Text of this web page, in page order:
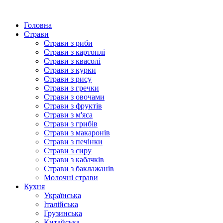
Головна
Страви
Страви з риби
Страви з картоплі
Страви з квасолі
Страви з курки
Страви з рису
Страви з гречки
Страви з овочами
Страви з фруктів
Страви з м'яса
Страви з грибів
Страви з макаронів
Страви з печінки
Страви з сиру
Страви з кабачків
Страви з баклажанів
Молочні страви
Кухня
Українська
Італійська
Грузинська